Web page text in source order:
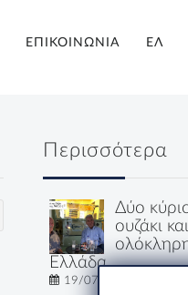
ΕΠΙΚΟΙΝΩΝΙΑ ΕΛ
Περισσότερα
Δύο
ουζάκι
Ελλάδα
19/07/2026